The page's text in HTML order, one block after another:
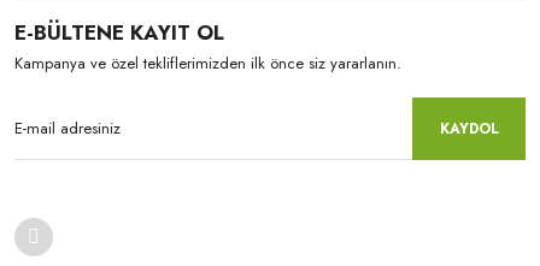
E-BÜLTENE KAYIT OL
Kampanya ve özel tekliflerimizden ilk önce siz yararlanın.
KAYDOL